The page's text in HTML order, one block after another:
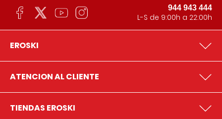
944 943 444
L-S de 9:00h a 22:00h
EROSKI
ATENCION AL CLIENTE
TIENDAS EROSKI